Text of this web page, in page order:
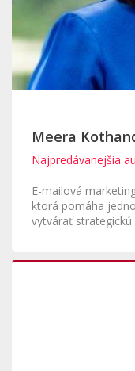
Meera
Najpredávanejšia
E-mailová
ktorá pomáha
vytvárať